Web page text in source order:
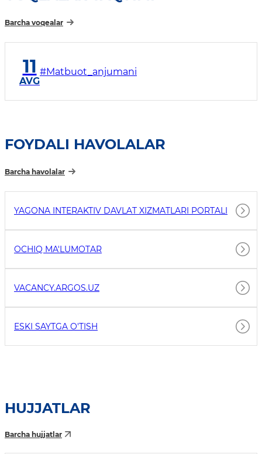
Barcha voqealar
11
AVG
#Matbuot_anjumani
FOYDALI HAVOLALAR
Barcha havolalar
YAGONA INTERAKTIV DAVLAT XIZMATLARI PORTALI
OCHIQ MA'LUMOTAR
VACANCY.ARGOS.UZ
ESKI SAYTGA O'TISH
HUJJATLAR
Barcha hujjatlar